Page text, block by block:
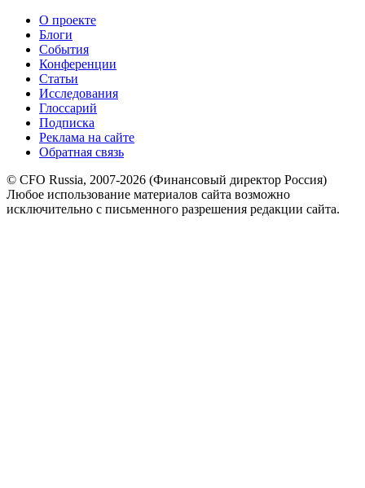
О проекте
Блоги
События
Конференции
Статьи
Исследования
Глоссарий
Подписка
Реклама на сайте
Обратная связь
© CFO Russia, 2007-2026 (Финансовый директор Россия)
Любое использование материалов сайта возможно
исключительно с письменного разрешения редакции сайта.